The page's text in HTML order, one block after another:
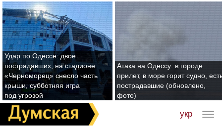
Удар по Одессе: двое
пострадавших, на стадионе
«Черноморец» снесло часть
крыши, субботняя игра
под угрозой
Атака на Одессу: в городе
прилет, в море горит судно,
пострадавшие (обновлено,
фото)
укр